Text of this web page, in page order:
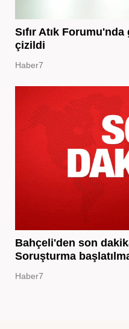
Sıfır Atık
çizildi
Haber7
Bahçeli'den son
Soruşturma
Haber7